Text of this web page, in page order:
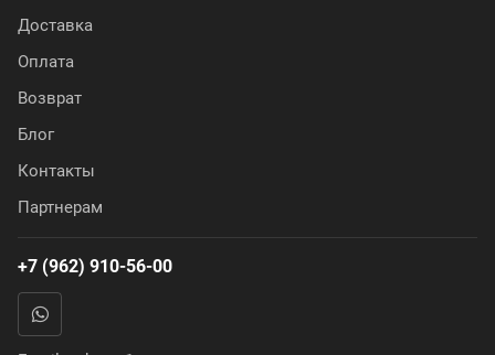
Доставка
Оплата
Возврат
Блог
Контакты
Партнерам
+7 (962) 910-56-00